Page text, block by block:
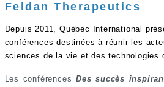
Feldan Therapeutics
Depuis 2011, Québec International
conférences destinées à réunir les
sciences de la vie et des technologies
Les conférencesDes succès